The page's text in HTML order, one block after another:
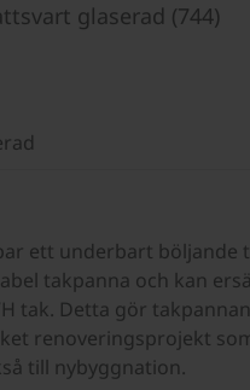
glaserad (744)
ett underbart böljande
takpanna och kan
tak. Detta gör
renoveringsprojekt
till nybyggnation.